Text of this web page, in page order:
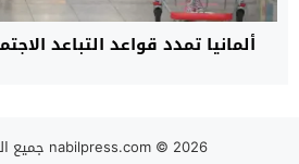
ألمانيا تمدد قواعد التباعد الاجتماعي
nabilpress.com© 2026 جميع الحقوق محفوظة.